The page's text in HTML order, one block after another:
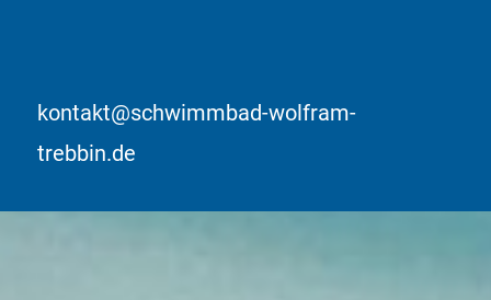
kontakt@schwimmbad-wolfram-
trebbin.de